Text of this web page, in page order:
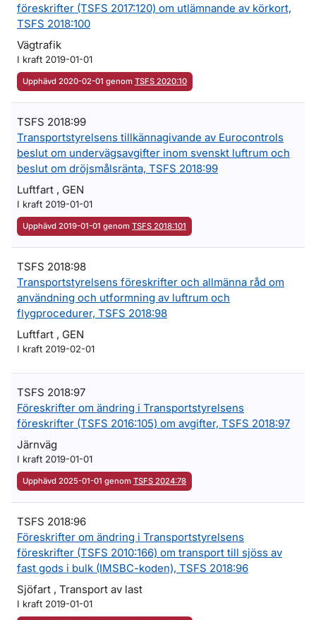
föreskrifter (TSFS 2017:120) om utlämnande av körkort,
TSFS 2018:100
Vägtrafik
I kraft 2019-01-01
Upphävd 2020-02-01 genom TSFS 2020:10
TSFS 2018:99
Transportstyrelsens tillkännagivande av Eurocontrols
beslut om undervägsavgifter inom svenskt luftrum och
beslut om dröjsmålsränta, TSFS 2018:99
Luftfart , GEN
I kraft 2019-01-01
Upphävd 2019-01-01 genom TSFS 2018:101
TSFS 2018:98
Transportstyrelsens föreskrifter och allmänna råd om
användning och utformning av luftrum och
flygprocedurer, TSFS 2018:98
Luftfart , GEN
I kraft 2019-02-01
TSFS 2018:97
Föreskrifter om ändring i Transportstyrelsens
föreskrifter (TSFS 2016:105) om avgifter, TSFS 2018:97
Järnväg
I kraft 2019-01-01
Upphävd 2025-01-01 genom TSFS 2024:78
TSFS 2018:96
Föreskrifter om ändring i Transportstyrelsens
föreskrifter (TSFS 2010:166) om transport till sjöss av
fast gods i bulk (IMSBC-koden), TSFS 2018:96
Sjöfart , Transport av last
I kraft 2019-01-01